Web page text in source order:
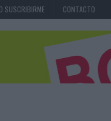
SUSCRIBIRME CONTACTO